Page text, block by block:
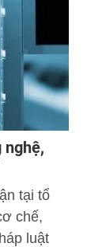
nghệ,
tại tổ
chế,
luật